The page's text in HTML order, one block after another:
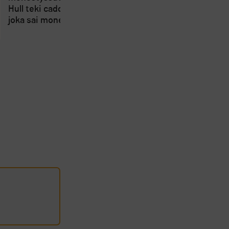
Hull teki caddielleen pilan,
joka sai monet suuttumaan